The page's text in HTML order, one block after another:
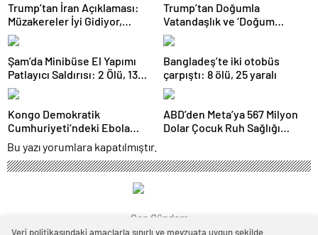
Trump’tan İran Açıklaması:
Müzakereler İyi Gidiyor,
Anlaşma Sağlanabilir
Trump’tan Doğumla
Vatandaşlık ve ‘Doğum
Turizmi’ Kararnamesi
Şam’da Minibüse El Yapımı
Patlayıcı Saldırısı: 2 Ölü, 13
Yaralı
Bangladeş’te iki otobüs
çarpıştı: 8 ölü, 25 yaralı
Kongo Demokratik
Cumhuriyeti’ndeki Ebola
Salgınında Can Kaybı Arttı
ABD’den Meta’ya 567 Milyon
Dolar Çocuk Ruh Sağlığı
Bu yazı yorumlara kapatılmıştır.
Son Gündem
Veri politikasındaki amaçlarla sınırlı ve mevzuata uygun şekilde